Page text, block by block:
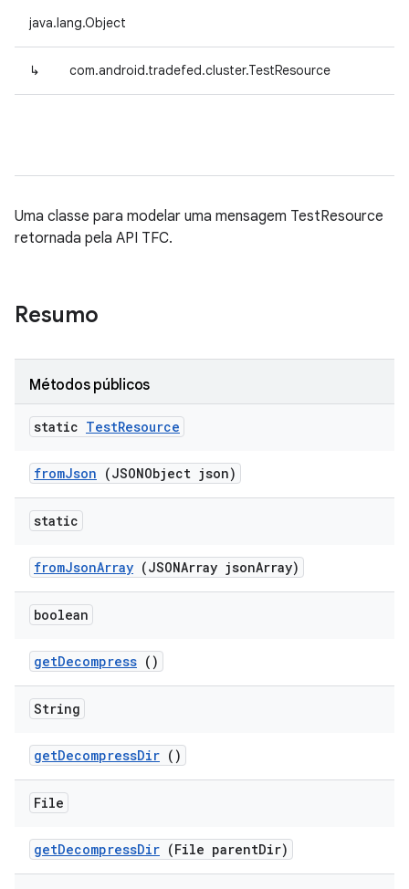
java.lang.Object
↳ com.android.tradefed.cluster.TestResource
Uma classe para modelar uma mensagem TestResource
retornada pela API TFC.
Resumo
Métodos públicos
static TestResource
fromJson (JSONObject json)
static
fromJsonArray (JSONArray jsonArray)
boolean
getDecompress ()
String
getDecompressDir ()
File
getDecompressDir (File parentDir)